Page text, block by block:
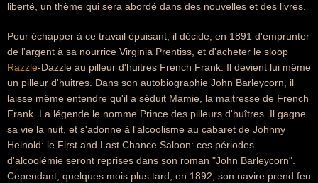
liberté, un thème qui sera abordé dans des nouvelles et des livres.
Pour échapper à ce travail épuisant, il décide, en 1891 d'emprunter
de l'argent à sa nourrice Virginia Prentiss, et d'acheter le sloop
Razzle-Dazzle au pilleur d'huitres French Frank. Il devient lui même
un pilleur d'huitres. Dans son autobiographie John Barleycorn, il
laisse même entendre qu'il a séduit Mamie, la maitresse de French
Frank. La légende le nomme Prince des pilleurs d'huîtres. Il gagne
sa vie la nuit, et s'adonne à l'alcoolisme au cabaret de Johnny
Heinold: le First and Last Chance Saloon: ces périodes
d'alcoolémie seront reprises dans son roman "John Barleycorn".
Cependant, quelques mois plus tard, en 1892, son navire prend feu